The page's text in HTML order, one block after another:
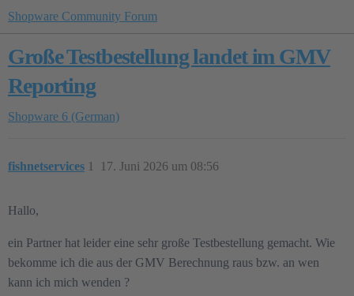
Shopware Community Forum
Große Testbestellung landet im GMV
Reporting
Shopware 6 (German)
fishnetservices 17. Juni 2026 um 08:56
1
Hallo,
ein Partner hat leider eine sehr große Testbestellung gemacht. Wie
bekomme ich die aus der GMV Berechnung raus bzw. an wen
kann ich mich wenden ?